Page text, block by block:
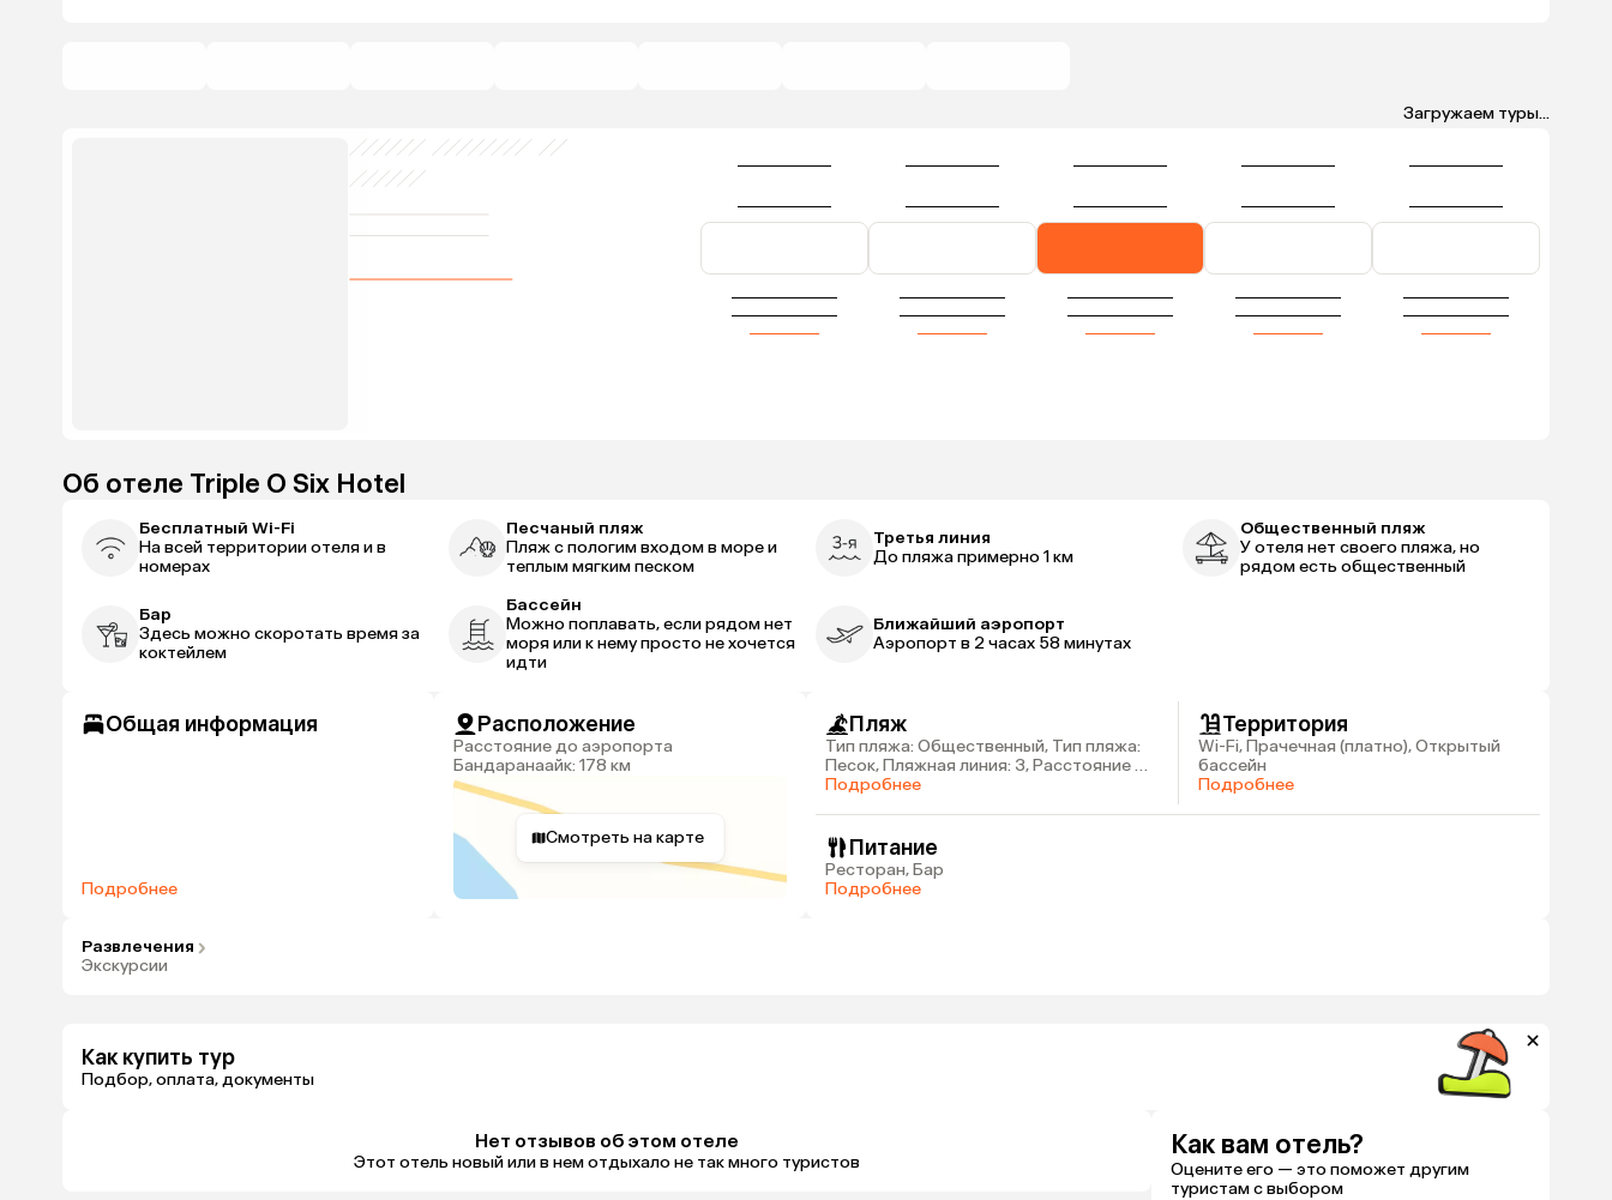
Загружаем туры...
Об отеле Triple O Six Hotel
Бесплатный Wi-Fi
На всей территории отеля и в
номерах
Песчаный пляж
Пляж с пологим входом в море и
теплым мягким песком
Третья линия
До пляжа примерно 1 км
Общественный пляж
У отеля нет своего пляжа, но
рядом есть общественный
Бар
Здесь можно скоротать время за
коктейлем
Бассейн
Можно поплавать, если рядом нет
моря или к нему просто не хочется
идти
Ближайший аэропорт
Аэропорт в 2 часах 58 минутах
Общая информация
Подробнее
Расположение
Расстояние до аэропорта
Бандаранаайк: 178 км
Смотреть на карте
Пляж
Тип пляжа: Общественный, Тип пляжа:
Песок, Пляжная линия: 3, Расстояние до
пляжа: 1.3 км
Подробнее
Территория
Wi-Fi, Прачечная (платно), Открытый
бассейн
Подробнее
Питание
Ресторан, Бар
Подробнее
Развлечения
Экскурсии
Как купить тур
Подбор, оплата, документы
Нет отзывов об этом отеле
Этот отель новый или в нем отдыхало не так много туристов
Как вам отель?
Оцените его — это поможет другим
туристам с выбором